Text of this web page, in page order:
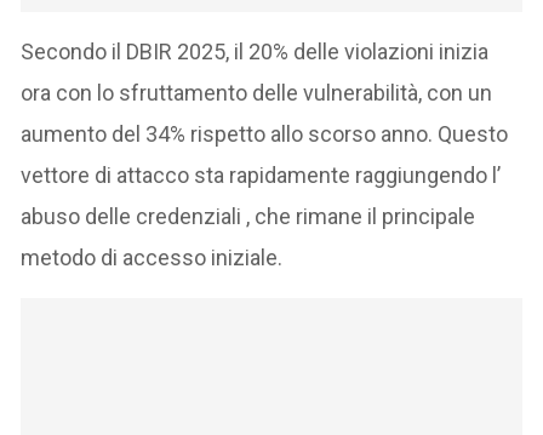
Secondo il DBIR 2025, il 20% delle violazioni inizia
ora con lo sfruttamento delle vulnerabilità, con un
aumento del 34% rispetto allo scorso anno. Questo
vettore di attacco sta rapidamente raggiungendo l’
abuso delle credenziali , che rimane il principale
metodo di accesso iniziale.